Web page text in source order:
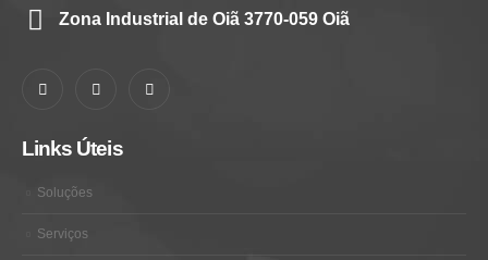
Zona Industrial de Oiã 3770-059 Oiã
Links Úteis
Soluções
Serviços